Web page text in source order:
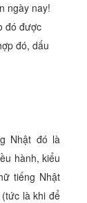
ngày nay!
đó được
đó, dấu
Nhật đó là
hành, kiểu
tiếng Nhật
là khi để